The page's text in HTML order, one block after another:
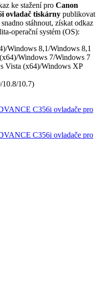
ke stažení pro Canon
ovladač tiskárny publikovat
stáhnout, získat odkaz
operační systém (OS):
Windows 8,1/Windows 8,1
Windows 7/Windows 7
Vista (x64)/Windows XP
10.8/10.7)
C356i ovladače pro
C356i ovladače pro